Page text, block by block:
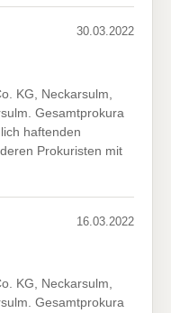
30.03.2022
KG, Neckarsulm,
Gesamtprokura
haftenden
Prokuristen mit
16.03.2022
KG, Neckarsulm,
Gesamtprokura